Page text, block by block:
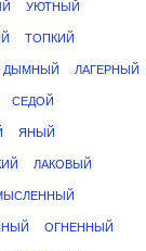
УЮТНЫЙ
ТОПКИЙ
ДЫМНЫЙ ЛАГЕРНЫЙ
СЕДОЙ
ЯНЫЙ
ЛАКОВЫЙ
ОГНЕННЫЙ